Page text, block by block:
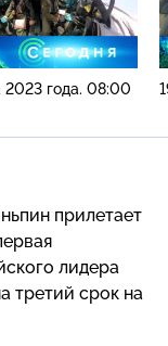
года. 08:00
прилетает
лидера
третий срок на